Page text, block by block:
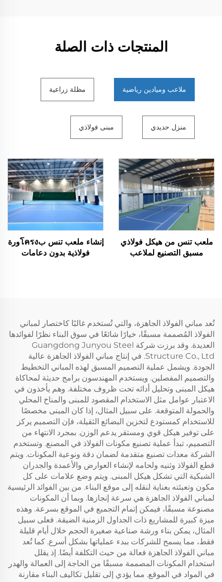
المنتجات ذات الصلة
ملاعب وميادين رياضية مظلة زراعية
منزل حديدي مبنى فولاذي
ملعب تنس من هيكل فولاذي
مسبق التصنيع لملاعب
إنشاء ملعب تنس بโครงورة
فولاذية بدون دعامات
تُعد مباني الفولاذ الجاهزة، والتي تُستخدم غالبًا كاختصار لمباني
الفولاذ المُصممة مسبقًا، خيارًا شائعًا في سوق البناء نظرًا لفوائدها
العديدة. وقد برزت شركة Guangdong Junyou Steel
Structure Co., Ltd. في إنتاج مباني الفولاذ الجاهزة عالية
الجودة. ويشمل عملية التصميم المسبق لهذه المباني التخطيط
والتصميم المفصلين. ويستخدم المهندسون برامج حديثة لمحاكاة
هيكل المبنى وتحليل أدائه تحت ظروف مختلفة. وهم يأخذون في
الاعتبار عوامل مثل الاستخدام المقصود للمبنى والمناخ المحلي
والحمولة المتوقعة. على سبيل المثال، إذا كان المبنى مخصصًا
للاستخدام كمستودع لتخزين البضائع الثقيلة، فإن التصميم يركز
على توفير هيكل قوي ومستقر يدعم الوزن. بمجرد الانتهاء من
التصميم، تبدأ عملية تصنيع مكونات الفولاذ في المصنع. وتستخدم
الشركة معدات تصنيع متقدمة لضمان دقة ونوعية المكونات. ويتم
قطع الفولاذ وثنيه ولحامه لإنشاء العوارض والأعمدة والجدران
الشبكية التي تشكل هيكل المبنى. ويتم وضع علامات على كل
مكون وتعبئته بعناية لنقله إلى موقع البناء. من بين الفوائد الرئيسية
لمباني الفولاذ الجاهزة هي سرعة إنجازها. وبما أن المكونات
مصنوعة مسبقًا، فيمكن إتمام التجميع في الموقع بسرعة. وهذه
ميزة كبيرة للمشاريع ذات الجداول الزمنية الضيقة. فعلى سبيل
المثال، يمكن بناء ورشة صناعية صغيرة الحجم خلال أيام قليلة
فقط، مما يسمح للشركات ببدء عملياتها بشكل أسرع. كما تُعد
مباني الفولاذ الجاهزة فعالة من حيث التكلفة أيضًا. إذ يقلل
استخدام المكونات المصممة مسبقًا من الحاجة إلى العمالة والهدر
في المواد في الموقع. مما يؤدي إلى تقليل تكاليف البناء مقارنة